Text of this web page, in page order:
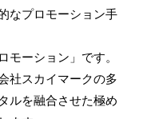
なプロモーション手
モーション」です。
社スカイマークの多
ルを融合させた極め